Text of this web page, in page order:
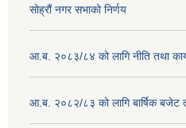
सोह्रौं नगर सभाको निर्णय
आ.ब. २०८३/८४ को लागि नीति तथा
आ.ब. २०८२/८३ को लागि बार्षिक बजेट